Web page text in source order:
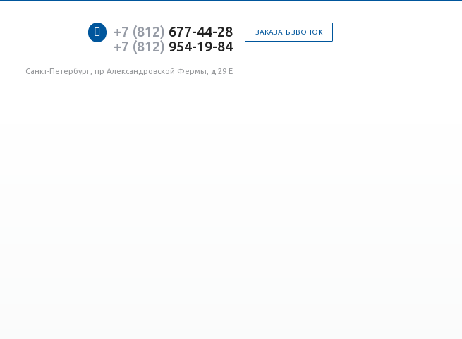
ЗАКАЗАТЬ ЗВОНОК
+7 (812) 677-44-28
+7 (812) 954-19-84
Санкт-Петербург, пр Александровской Фермы, д.29 Е